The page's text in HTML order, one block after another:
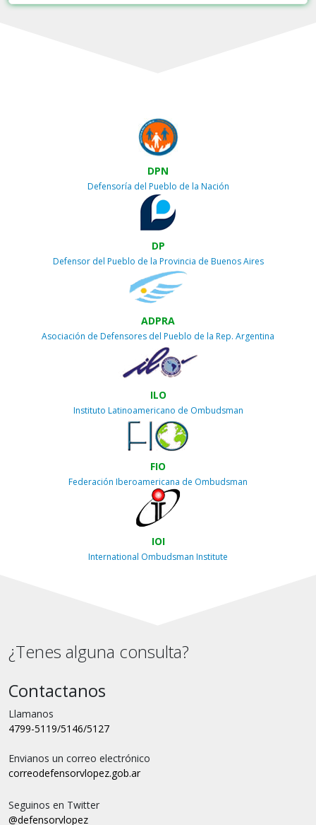
DPN
Defensoría del Pueblo de la Nación
DP
Defensor del Pueblo de la Provincia de Buenos Aires
ADPRA
Asociación de Defensores del Pueblo de la Rep. Argentina
ILO
Instituto Latinoamericano de Ombudsman
FIO
Federación Iberoamericana de Ombudsman
IOI
International Ombudsman Institute
¿Tenes alguna consulta?
Contactanos
Llamanos
4799-5119/5146/5127
Envianos un correo electrónico
correodefensorvlopez.gob.ar
Seguinos en Twitter
@defensorvlopez